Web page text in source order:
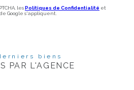
lesPolitiques de Confidentialité et
de Google s'appliquent.
pour
derniers biens
PAR L'AGENCE